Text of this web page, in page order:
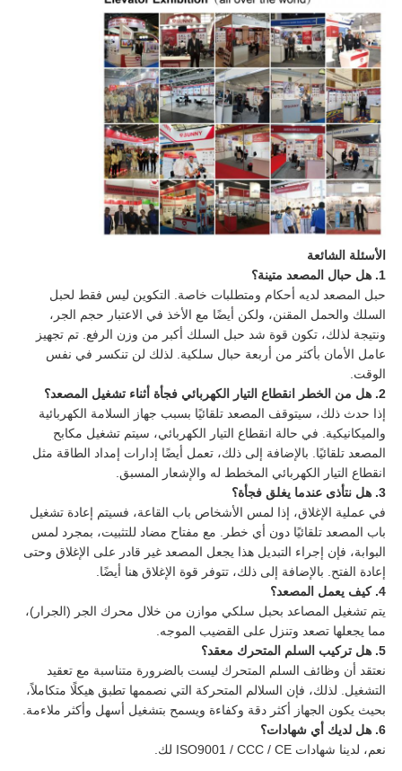
الأسئلة الشائعة
1. هل حبال المصعد متينة؟
حبل المصعد لديه أحكام ومتطلبات خاصة. التكوين ليس فقط لحبل
السلك والحمل المقنن، ولكن أيضًا مع الأخذ في الاعتبار حجم الجر،
ونتيجة لذلك، تكون قوة شد حبل السلك أكبر من وزن الرفع. تم تجهيز
عامل الأمان بأكثر من أربعة حبال سلكية. لذلك لن تنكسر في نفس
الوقت.
2. هل من الخطر انقطاع التيار الكهربائي فجأة أثناء تشغيل المصعد؟
إذا حدث ذلك، سيتوقف المصعد تلقائيًا بسبب جهاز السلامة الكهربائية
والميكانيكية. في حالة انقطاع التيار الكهربائي، سيتم تشغيل مكابح
المصعد تلقائيًا. بالإضافة إلى ذلك، تعمل أيضًا إدارات إمداد الطاقة مثل
انقطاع التيار الكهربائي المخطط له والإشعار المسبق.
3. هل نتأذى عندما يغلق فجأة؟
في عملية الإغلاق، إذا لمس الأشخاص باب القاعة، فسيتم إعادة تشغيل
باب المصعد تلقائيًا دون أي خطر. مع مفتاح مضاد للتثبيت، بمجرد لمس
البوابة، فإن إجراء التبديل هذا يجعل المصعد غير قادر على الإغلاق وحتى
إعادة الفتح. بالإضافة إلى ذلك، تتوفر قوة الإغلاق هنا أيضًا.
4. كيف يعمل المصعد؟
يتم تشغيل المصاعد بحبل سلكي موازن من خلال محرك الجر (الجرار)،
مما يجعلها تصعد وتنزل على القضيب الموجه.
5. هل تركيب السلم المتحرك معقد؟
نعتقد أن وظائف السلم المتحرك ليست بالضرورة متناسبة مع تعقيد
التشغيل. لذلك، فإن السلالم المتحركة التي نصممها تطبق هيكلًا متكاملاً،
بحيث يكون الجهاز أكثر دقة وكفاءة ويسمح بتشغيل أسهل وأكثر ملاءمة.
6. هل لديك أي شهادات؟
نعم، لدينا شهادات ISO9001 / CCC / CE لك.